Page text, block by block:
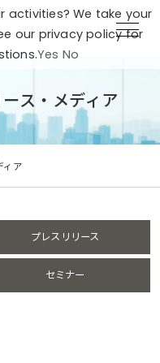
ス・メディア
ィア
プレスリリース
セミナー
activities? We take your
our privacy policy for
Yes No